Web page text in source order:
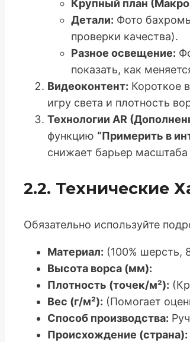
Крупный план
Детали: Фото
проверки качества).
Разное освещение:
показать, как
Видеоконтент: Короткое
игру света и плотность
Технологии AR
функцию “Примерить в
снижает барьер
2.2. Технические
Обязательно используйте
Материал: (100% шерсть,
Высота ворса (мм):
Плотность (точек/м²):
Вес (г/м²): (Помогает
Способ производства:
Происхождение (страна):